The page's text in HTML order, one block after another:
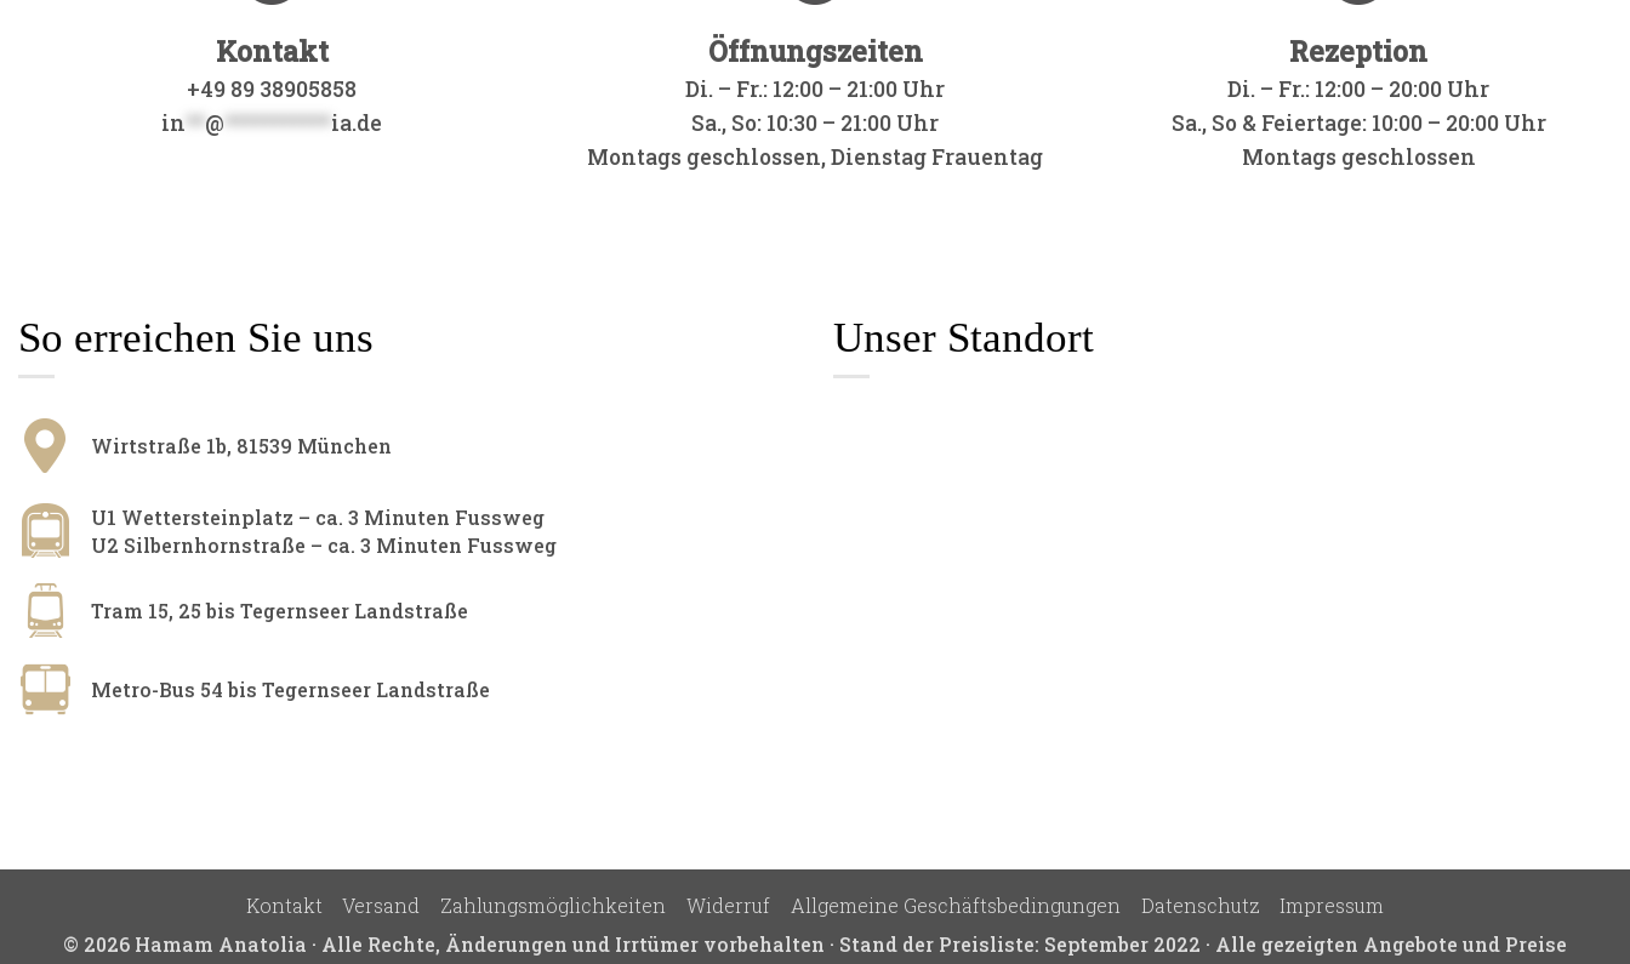
Kontakt
+49 89 38905858
in ** @ *********** ia.de
Öffnungszeiten
Di. – Fr.: 12:00 – 21:00 Uhr
Sa., So: 10:30 – 21:00 Uhr
Montags geschlossen, Dienstag Frauentag
Rezeption
Di. – Fr.: 12:00 – 20:00 Uhr
Sa., So & Feiertage: 10:00 – 20:00 Uhr
Montags geschlossen
So erreichen Sie uns
Wirtstraße 1b, 81539 München​
U1 Wettersteinplatz – ca. 3 Minuten Fussweg
U2 Silbernhornstraße – ca. 3 Minuten Fussweg
Tram 15, 25 bis Tegernseer Landstraße
Metro-Bus 54 bis Tegernseer Landstraße
Unser Standort
Kontakt Versand Zahlungsmöglichkeiten Widerruf Allgemeine Geschäftsbedingungen Datenschutz
Impressum
© 2026 Hamam Anatolia · Alle Rechte, Änderungen und Irrtümer vorbehalten · Stand der Preisliste: September 2022 · Alle gezeigten Angebote und Preise